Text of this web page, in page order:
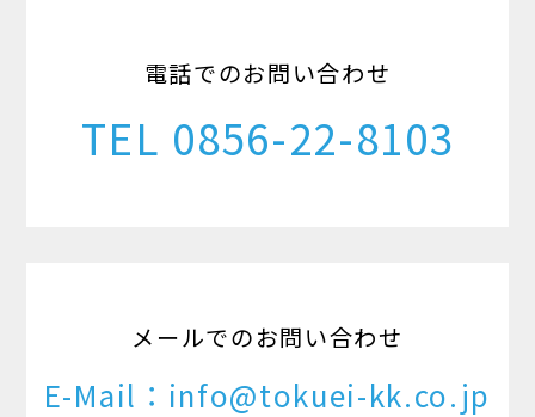
電話でのお問い合わせ
TEL 0856-22-8103
メールでのお問い合わせ
E-Mail：info@tokuei-kk.co.jp